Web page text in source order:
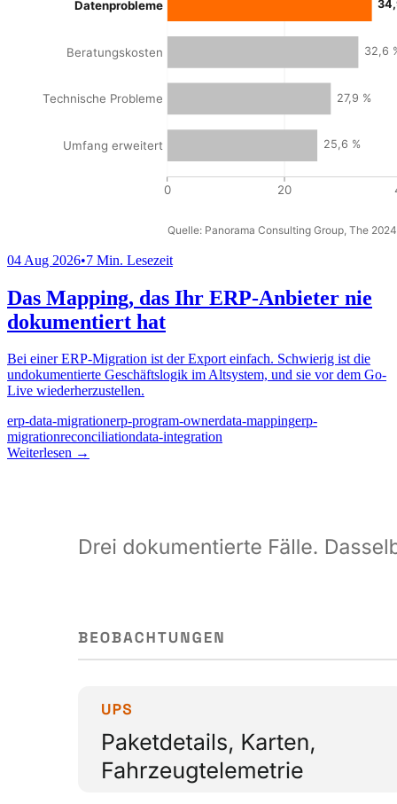
04 Aug 2026•7 Min. Lesezeit
Das Mapping, das Ihr ERP-Anbieter nie
dokumentiert hat
Bei einer ERP-Migration ist der Export einfach. Schwierig ist die
undokumentierte Geschäftslogik im Altsystem, und sie vor dem Go-
Live wiederherzustellen.
erp-data-migrationerp-program-ownerdata-mappingerp-
migrationreconciliationdata-integration
Weiterlesen →